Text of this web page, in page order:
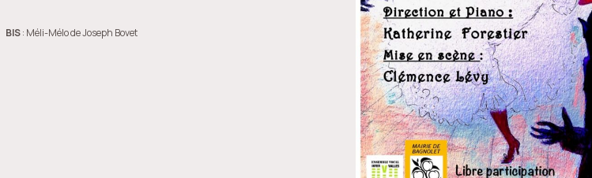
BIS: Méli-Mélo de Joseph Bovet